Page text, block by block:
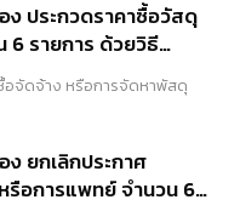
ง ประกวดราคาซื้อวัสดุ
6 รายการ ด้วยวิธี
อจัดจ้าง หรือการจัดหาพัสดุ
ยกเลิกประกาศ
รือการแพทย์ จำนวน 6